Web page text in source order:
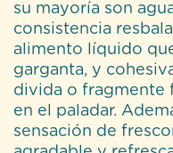
su mayoría son
consistencia
alimento líquido
garganta, y
divida o fragmente
en el paladar.
sensación de